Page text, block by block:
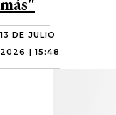
13 DE JULIO
2026 | 15:48